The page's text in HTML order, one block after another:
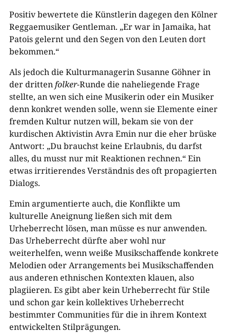
Positiv bewertete die Künstlerin dagegen den Kölner
Reggaemusiker Gentleman. „Er war in Jamaika, hat
Patois gelernt und den Segen von den Leuten dort
bekommen.“
Als jedoch die Kulturmanagerin Susanne Göhner in
der drittenfolker-Runde die naheliegende Frage
stellte, an wen sich eine Musikerin oder ein Musiker
denn konkret wenden solle, wenn sie Elemente einer
fremden Kultur nutzen will, bekam sie von der
kurdischen Aktivistin Avra Emin nur die eher brüske
Antwort: „Du brauchst keine Erlaubnis, du darfst
alles, du musst nur mit Reaktionen rechnen.“ Ein
etwas irritierendes Verständnis des oft propagierten
Dialogs.
Emin argumentierte auch, die Konflikte um
kulturelle Aneignung ließen sich mit dem
Urheberrecht lösen, man müsse es nur anwenden.
Das Urheberrecht dürfte aber wohl nur
weiterhelfen, wenn weiße Musikschaffende konkrete
Melodien oder Arrangements bei Musikschaffenden
aus anderen ethnischen Kontexten klauen, also
plagiieren. Es gibt aber kein Urheberrecht für Stile
und schon gar kein kollektives Urheberrecht
bestimmter Communities für die in ihrem Kontext
entwickelten Stilprägungen.